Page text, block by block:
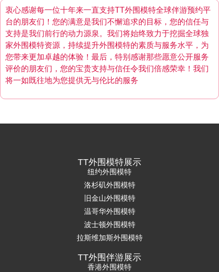
衷心感谢每一位十年来一直支持TT外围模特全球伴游预约平
台的朋友们！您的满意是我们不懈追求的目标，您的信任与
支持是我们前行的动力源泉。我们将始终致力于挖掘全球独
家外围模特资源，持续提升外围模特的素质与服务水平，为
您带来更加卓越的体验！最后，特别感谢那些愿意公开服务
评价的朋友们，您的宝贵支持与信任令我们倍感荣幸！我们
将一如既往地为您提供无与伦比的服务
TT外围模特展示
纽约外围模特
洛杉矶外围模特
旧金山外围模特
温哥华外围模特
波士顿外围模特
拉斯维加斯外围模特
TT外围伴游展示
香港外围模特